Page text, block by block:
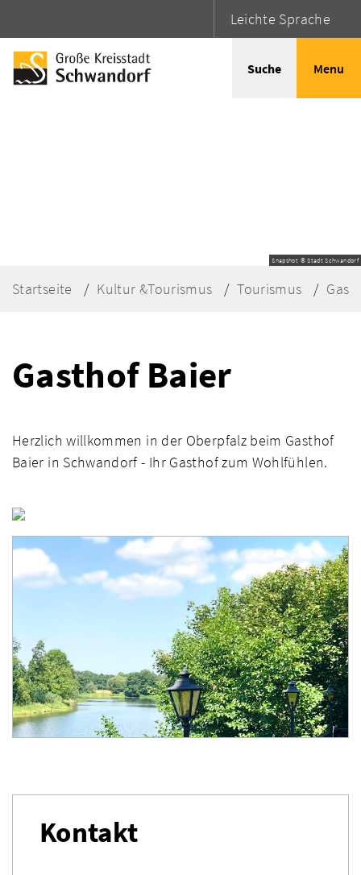
Leichte Sprache
Suche Menu
Snapshot © Stadt Schwandorf
Startseite Kultur &Tourismus Tourismus
Gasthof Baier
Herzlich willkommen in der Oberpfalz beim Gasthof
Baier in Schwandorf - Ihr Gasthof zum Wohlfühlen.
Kontakt